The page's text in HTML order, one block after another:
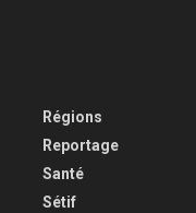
Régions
Reportage
Santé
Sétif